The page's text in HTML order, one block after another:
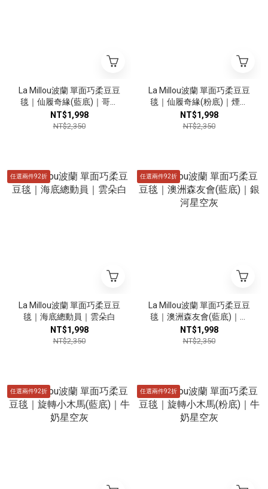
La Millou波蘭 單面巧柔豆豆
毯｜仙履奇緣(藍底)｜哥倫
比亞藍
NT$1,998
NT$2,350
La Millou波蘭 單面巧柔豆豆
毯｜仙履奇緣(粉底)｜煙燻
櫻花粉
NT$1,998
NT$2,350
任選兩件92折
La Millou波蘭 單面巧柔豆豆
毯｜海底總動員｜雲朵白
NT$1,998
NT$2,350
任選兩件92折
La Millou波蘭 單面巧柔豆豆
毯｜澳洲森友會(藍底)｜銀
河星空灰
NT$1,998
NT$2,350
任選兩件92折 任選兩件92折